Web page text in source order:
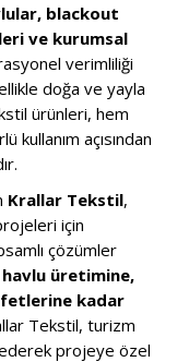
blackout
ve kurumsal
verimliliği
doğa ve yayla
ürünleri, hem
açısından
Krallar Tekstil,
için
çözümler
üretimine,
kadar
Tekstil, turizm
ederek projeye özel